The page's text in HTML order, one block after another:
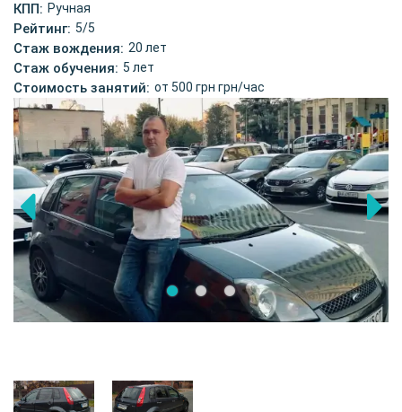
КПП: Ручная
Рейтинг: 5/5
Стаж вождения: 20 лет
Стаж обучения: 5 лет
Стоимость занятий: от 500 грн грн/час